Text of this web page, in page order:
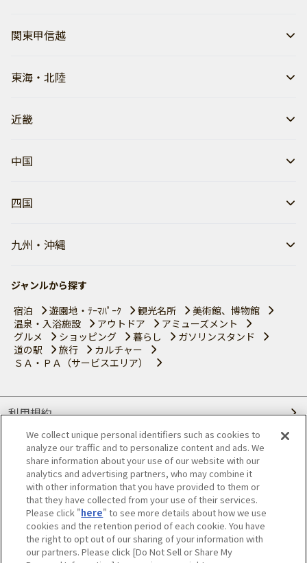
関東甲信越
東海・北陸
近畿
中国
四国
九州・沖縄
ジャンルから探す
宿泊
遊園地・ﾃｰﾏﾊﾟｰｸ 観光名所
美術館、博物館
温泉・入浴施設
アウトドア
アミューズメント
グルメ
ショッピング 暮らし
ガソリンスタンド
道の駅
旅行
カルチャー
ＳＡ・ＰＡ（サービスエリア）
利用規約
個人情報の取り扱いについて
会員優待サービスの提携をご検討の方へ
JAFホームページ
© JAPAN AUTOMOBILE FEDERATION. All rights reserved.
We collect unique personal identifiers such as cookies to
analyze our traffic and to personalize content and ads. We
share information about your use of our website with our
analytics and advertising partners, who may combine it
with other information that you have provided to them or
that they have collected from your use of their services.
Please click "here" to see more details about how we use
cookies and the retention period of each cookie. You have
the right to opt out of our sharing of your information with
our partners. Please click [Do Not Sell or Share My